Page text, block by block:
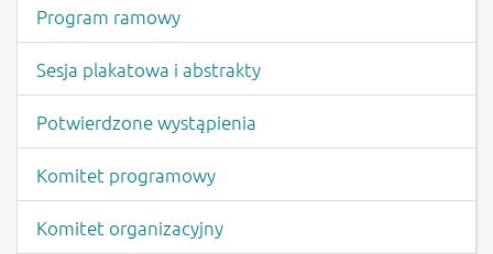
Program ramowy
Sesja plakatowa i abstrakty
Potwierdzone wystąpienia
Komitet programowy
Komitet organizacyjny